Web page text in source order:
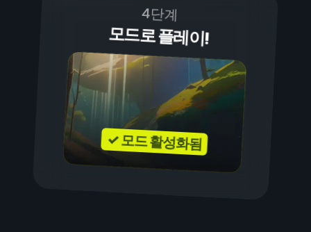
4단계
모드로 플레이!
✓ 모드 활성화됨